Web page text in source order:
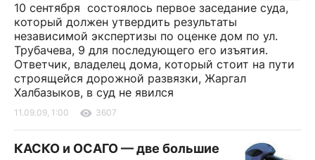
10 сентября состоялось первое заседание суда,
который должен утвердить результаты
независимой экспертизы по оценке дом по ул.
Трубачева, 9 для последующего его изъятия.
Ответчик, владелец дома, который стоит на пути
строящейся дорожной развязки, Жаргал
Халбазыков, в суд не явился
11.09.09, 1:00 3607
КАСКО и ОСАГО — две большие